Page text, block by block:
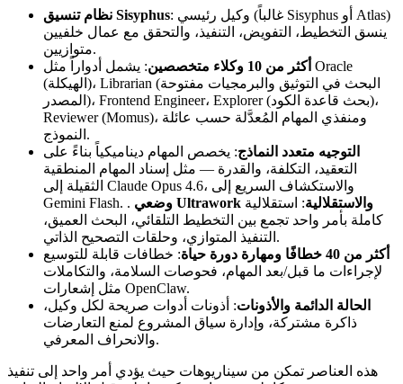
نظام تنسيق Sisyphus: وكيل رئيسي (غالباً Sisyphus أو Atlas)
ينسق التخطيط، التفويض، التنفيذ، والتحقق مع عمال خلفيين
متوازيين.
أكثر من 10 وكلاء متخصصين
: يشمل أدواراً مثل Oracle
(الهيكلة)، Librarian (البحث في التوثيق والبرمجيات مفتوحة
المصدر)، Frontend Engineer، Explorer (بحث قاعدة الكود)،
Reviewer (Momus)، ومنفذي المهام المُعدَّلة حسب عائلة
النموذج.
التوجيه متعدد النماذج: يخصص المهام ديناميكياً بناءً على
التعقيد، التكلفة، والقدرة — مثل إسناد المهام المنطقية
الثقيلة إلى Claude Opus 4.6، والاستكشاف السريع إلى
Gemini Flash. .
وضعي Ultrawork والاستقلالية: استقلالية
كاملة بأمر واحد تجمع بين التخطيط التلقائي، البحث العميق،
التنفيذ المتوازي، وحلقات التصحيح الذاتي.
أكثر من 40 خطافًا ومهارة دورة حياة
: خطافات قابلة للتوسيع
لإجراءات ما قبل/بعد المهام، فحوصات السلامة، والتكاملات
مثل إشعارات OpenClaw.
الحالة الدائمة والأذونات: أذونات أدوات صريحة لكل وكيل،
ذاكرة مشتركة، وإدارة سياق المشروع لمنع التعارضات
والانحراف المعرفي.
هذه العناصر تمكن من سيناريوهات حيث يؤدي أمر واحد إلى تنفيذ